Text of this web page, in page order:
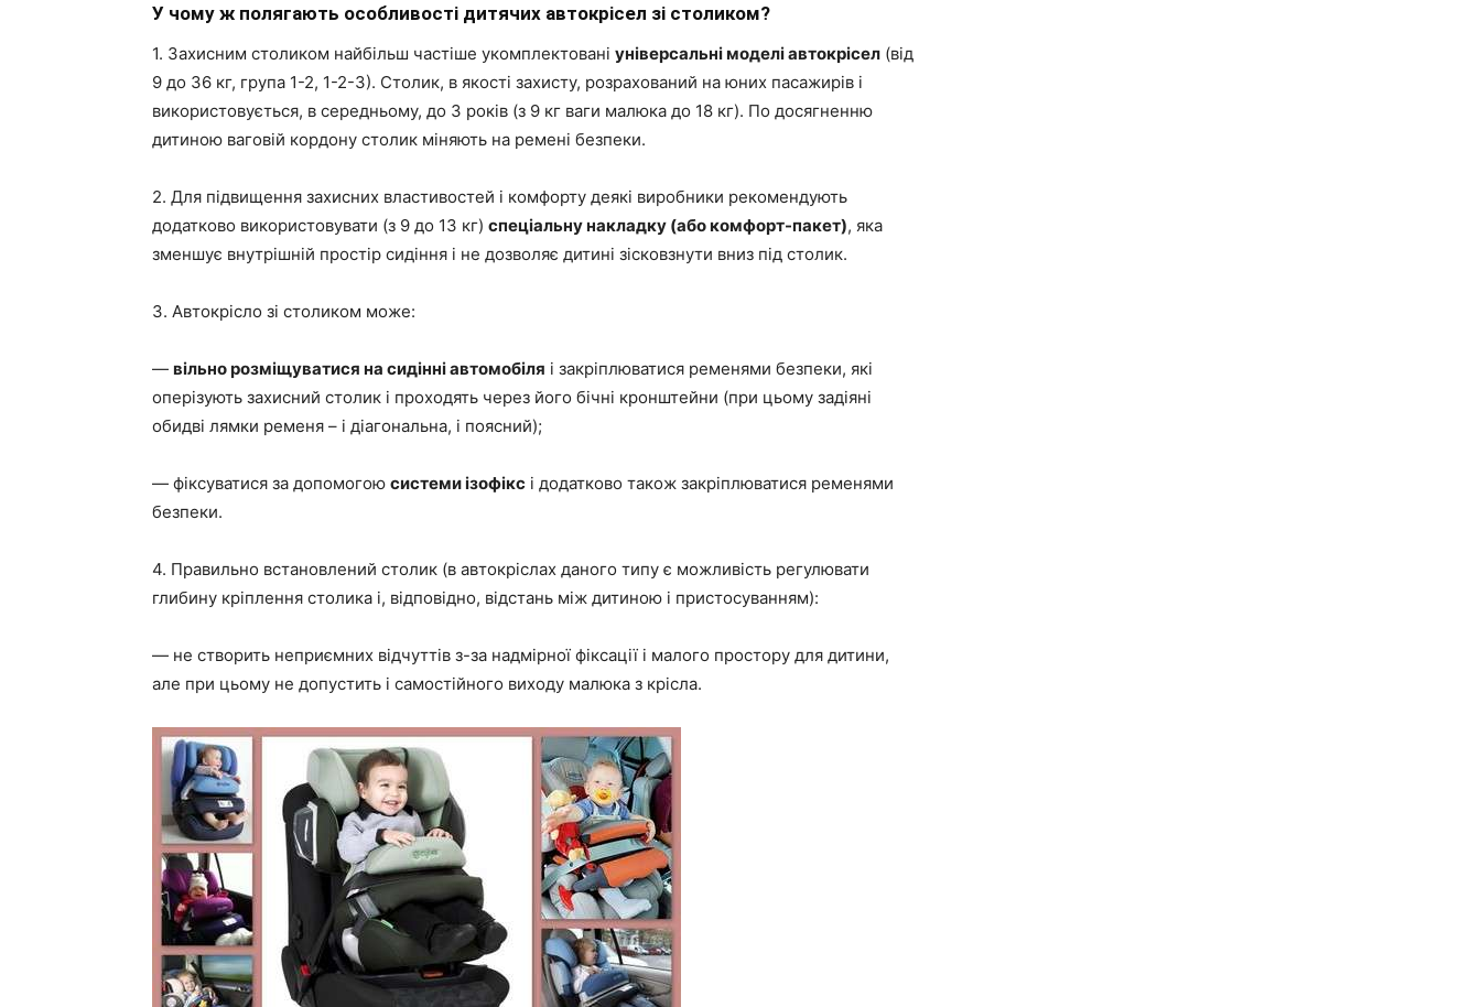
У чому ж полягають особливості дитячих автокрісел зі столиком?
1. Захисним столиком найбільш частіше укомплектовані універсальні моделі автокрісел (від
9 до 36 кг, група 1-2, 1-2-3). Столик, в якості захисту, розрахований на юних пасажирів і
використовується, в середньому, до 3 років (з 9 кг ваги малюка до 18 кг). По досягненню
дитиною ваговій кордону столик міняють на ремені безпеки.
2. Для підвищення захисних властивостей і комфорту деякі виробники рекомендують
додатково використовувати (з 9 до 13 кг) спеціальну накладку (або комфорт-пакет), яка
зменшує внутрішній простір сидіння і не дозволяє дитині зісковзнути вниз під столик.
3. Автокрісло зі столиком може:
— вільно розміщуватися на сидінні автомобіля і закріплюватися ременями безпеки, які
оперізують захисний столик і проходять через його бічні кронштейни (при цьому задіяні
обидві лямки ременя – і діагональна, і поясний);
— фіксуватися за допомогою системи ізофікс і додатково також закріплюватися ременями
безпеки.
4. Правильно встановлений столик (в автокріслах даного типу є можливість регулювати
глибину кріплення столика і, відповідно, відстань між дитиною і пристосуванням):
— не створить неприємних відчуттів з-за надмірної фіксації і малого простору для дитини,
але при цьому не допустить і самостійного виходу малюка з крісла.